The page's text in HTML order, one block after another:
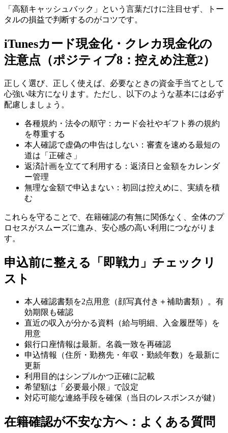
「高額キャッシュバック」という言葉だけに注目せず、トー
タルの損益で判断するのがコツです。
iTunesカード現金化・クレカ現金化の
注意点（ポジティブ8：控えめ注意2）
正しく選び、正しく使えば、必要なときの資金手当てとして
心強い味方になります。ただし、以下のような基本には必ず
配慮しましょう。
各種規約・法令の順守：カード会社やギフト券の規約
を尊重する
本人確認で虚偽の申告はしない：審査を速める最短の
道は「正確さ」
返済計画を立てて利用する：返済日と金額をカレンダ
ー管理
無理な金額で申込まない：初回は控えめに、実績を積
む
これらを守ることで、在籍確認の有無に関係なく、全体のプ
ロセスがスムーズに進み、安心感の高い利用につながりま
す。
申込前に整える「即戦力」チェックリ
スト
本人確認書類を2点用意（顔写真付き＋補助書類）。有
効期限も確認
直近の収入が分かる資料（給与明細、入金履歴等）を
用意
銀行口座情報は最新。名義一致を再確認
申込情報（住所・勤務先・年収・勤続年数）を最新に
更新
利用目的はシンプルかつ正確に記載
希望額は「必要最小限」で設定
対応可能な連絡手段を確保（当日のレスポンスが鍵）
在籍確認が不安な方へ：よくある質問